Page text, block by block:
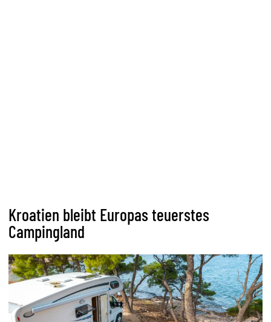
Kroatien bleibt Europas teuerstes
Campingland